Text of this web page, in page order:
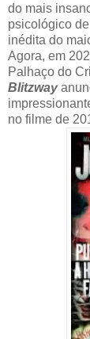
do mais
psicológico
inédita do
Agora, em
Palhaço do
Blitzway
no filme de